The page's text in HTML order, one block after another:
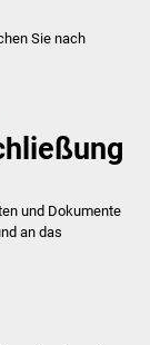
Sie nach
und Dokumente
an das